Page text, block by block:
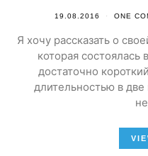
19.08.2016 ONE
Я хочу рассказать о
которая
достаточно
длительностью в